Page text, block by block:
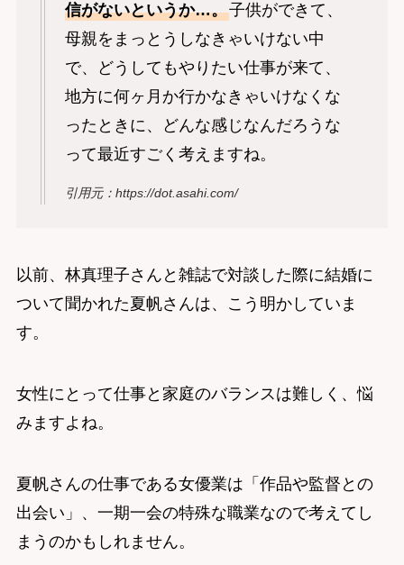
信がないというか…。子供ができて、
母親をまっとうしなきゃいけない中
で、どうしてもやりたい仕事が来て、
地方に何ヶ月か行かなきゃいけなくな
ったときに、どんな感じなんだろうな
って最近すごく考えますね。
引用元：https://dot.asahi.com/
以前、林真理子さんと雑誌で対談した際に結婚に
ついて聞かれた夏帆さんは、こう明かしていま
す。
女性にとって仕事と家庭のバランスは難しく、悩
みますよね。
夏帆さんの仕事である女優業は「作品や監督との
出会い」、一期一会の特殊な職業なので考えてし
まうのかもしれません。